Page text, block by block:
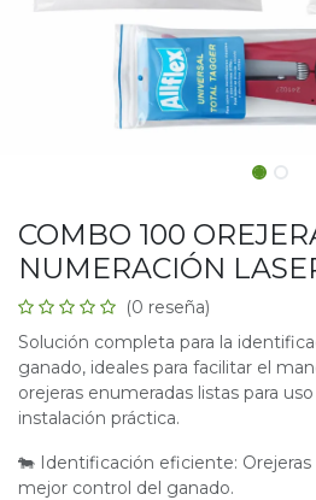
COMBO 100
NUMERACIÓN
(0 reseña)
Solución completa para la
ganado, ideales para facilitar el
orejeras enumeradas listas para
instalación práctica.
🐄 Identificación eficiente:
mejor control del ganado.